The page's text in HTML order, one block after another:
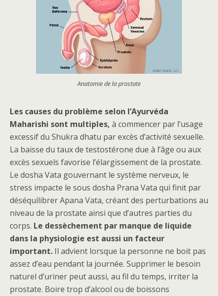
Anatomie de la prostate
Les causes du problème selon l’Ayurvéda
Maharishi sont multiples, à commencer par l’usage
excessif du Shukra dhatu par excès d’activité sexuelle.
La baisse du taux de testostérone due à l’âge ou aux
excès sexuels favorise l’élargissement de la prostate.
Le dosha Vata gouvernant le système nerveux, le
stress impacte le sous dosha Prana Vata qui finit par
déséquilibrer Apana Vata, créant des perturbations au
niveau de la prostate ainsi que d’autres parties du
corps. Le dessèchement par manque de liquide
dans la physiologie est aussi un facteur
important. Il advient lorsque la personne ne boit pas
assez d’eau pendant la journée. Supprimer le besoin
naturel d’uriner peut aussi, au fil du temps, irriter la
prostate. Boire trop d’alcool ou de boissons